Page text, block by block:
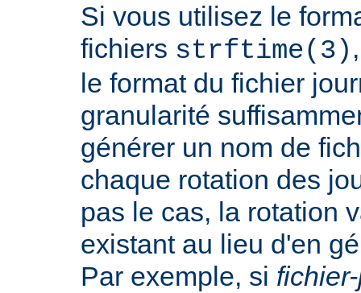
Si vous utilisez le
fichiers strftime(3)
le format du fichier
granularité
générer un nom de
chaque rotation des
pas le cas, la rotation
existant au lieu d'en
Par exemple, si